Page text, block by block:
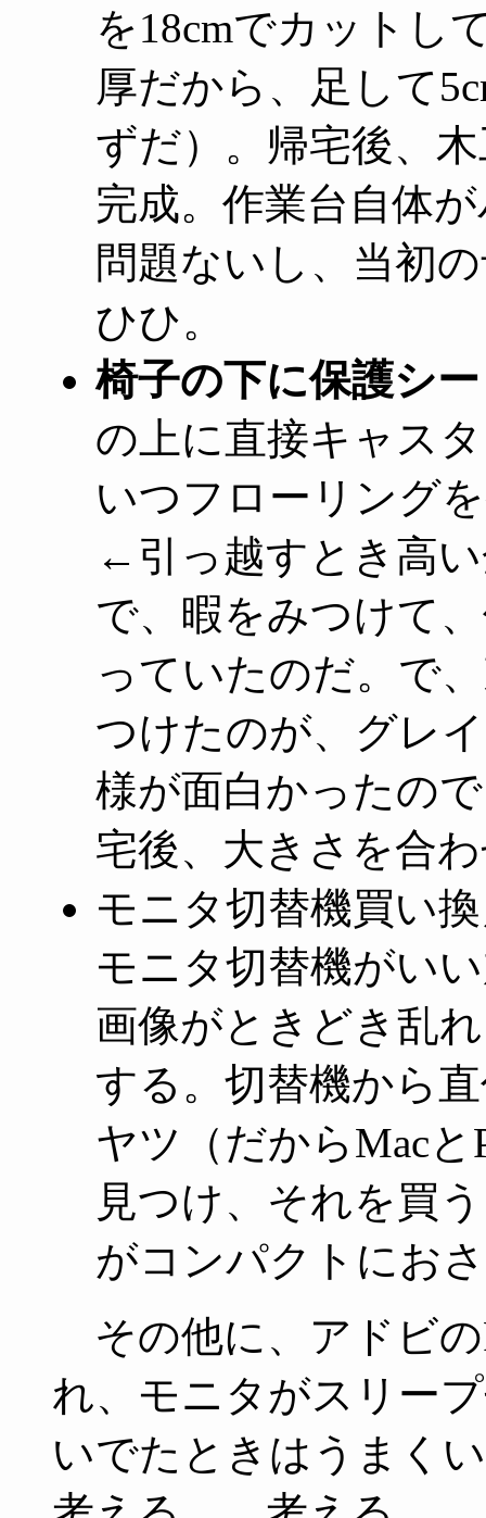
を18cmでカットし
厚だから、足して
ずだ）。帰宅後、
完成。作業台自体
問題ないし、当初
ひひ。
椅子の下に保護シ
の上に直接キャス
いつフローリング
←引っ越すとき高
で、暇をみつけて
っていたのだ。で
つけたのが、グレ
様が面白かったの
宅後、大きさを合
モニタ切替機買い
モニタ切替機がい
画像がときどき乱
する。切替機から
ヤツ（だからMac
見つけ、それを買
がコンパクトにお
その他に、アドビの
れ、モニタがスリー
いでたときはうまく